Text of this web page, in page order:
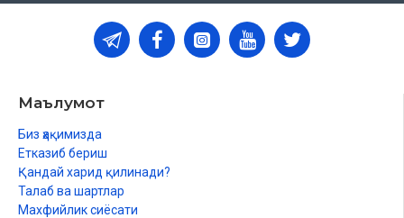
Маълумот
Биз ҳақимизда
Етказиб бериш
Қандай харид қилинади?
Талаб ва шартлар
Махфийлик сиёсати